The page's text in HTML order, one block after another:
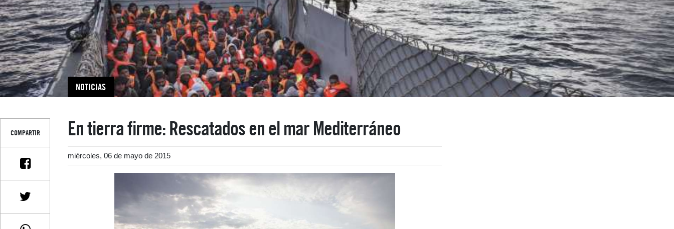
NOTICIAS
En tierra firme: Rescatados en el mar Mediterráneo
miércoles, 06 de mayo de 2015
COMPARTIR